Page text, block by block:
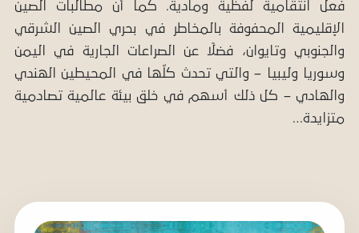
فعل انتقامية لفظية ومادية. كما أن مطالبات الصين
الإقليمية المحفوفة بالمخاطر في بحري الصين الشرقي
والجنوبي وتايوان، فضلًا عن الصراعات الجارية في اليمن
وسوريا وليبيا – والتي تحدث كلّها في المحيطين الهندي
والهادي – كل ذلك أسهم في خلق بيئة عالمية تصادمية
متزايدة…